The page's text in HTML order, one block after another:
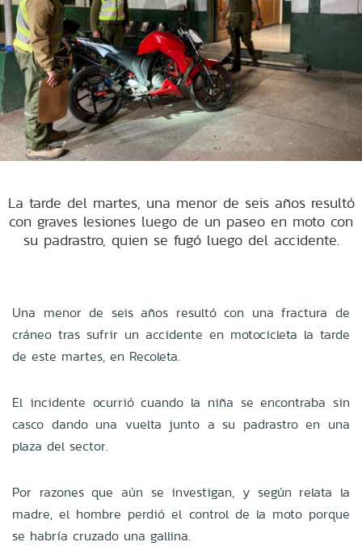
La tarde del martes, una menor de seis años resultó
con graves lesiones luego de un paseo en moto con
su padrastro, quien se fugó luego del accidente.
Una menor de seis años resultó con una fractura de
cráneo tras sufrir un accidente en motocicleta la tarde
de este martes, en Recoleta.
El incidente ocurrió cuando la niña se encontraba sin
casco dando una vuelta junto a su padrastro en una
plaza del sector.
Por razones que aún se investigan, y según relata la
madre, el hombre perdió el control de la moto porque
se habría cruzado una gallina.